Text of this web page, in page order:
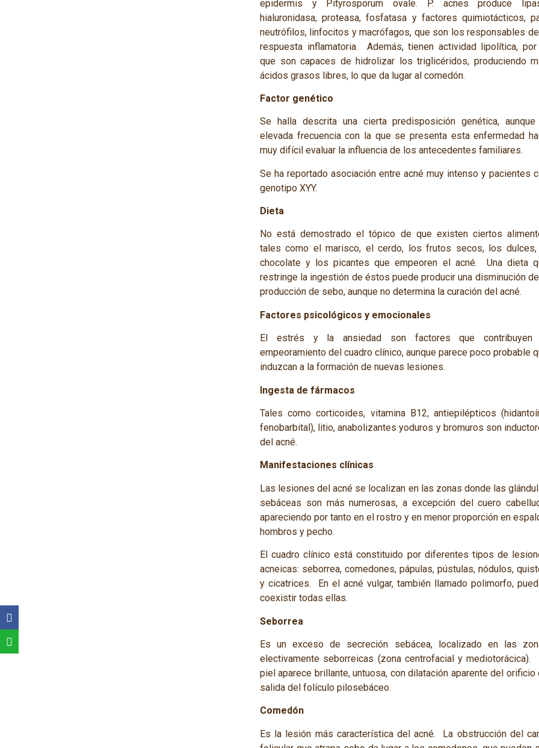
epidermis y Pityrosporum ovale. P. acnes produce
hialuronidasa, proteasa, fosfatasa y factores quimiotácticos,
neutrófilos, linfocitos y macrófagos, que son los responsables
respuesta inflamatoria. Además, tienen actividad lipolítica,
que son capaces de hidrolizar los triglicéridos, produciendo
ácidos grasos libres, lo que da lugar al comedón.
Factor genético
Se halla descrita una cierta predisposición genética,
elevada frecuencia con la que se presenta esta enfermedad
muy difícil evaluar la influencia de los antecedentes familiares.
Se ha reportado asociación entre acné muy intenso y pacientes
genotipo XYY.
Dieta
No está demostrado el tópico de que existen ciertos
tales como el marisco, el cerdo, los frutos secos, los dulces,
chocolate y los picantes que empeoren el acné. Una dieta
restringe la ingestión de éstos puede producir una disminución
producción de sebo, aunque no determina la curación del acné.
Factores psicológicos y emocionales
El estrés y la ansiedad son factores que contribuyen
empeoramiento del cuadro clínico, aunque parece poco probable
induzcan a la formación de nuevas lesiones.
Ingesta de fármacos
Tales como corticoides, vitamina B12, antiepilépticos
fenobarbital), litio, anabolizantes yoduros y bromuros son
del acné.
Manifestaciones clínicas
Las lesiones del acné se localizan en las zonas donde las
sebáceas son más numerosas, a excepción del cuero
apareciendo por tanto en el rostro y en menor proporción en
hombros y pecho.
El cuadro clínico está constituido por diferentes tipos de
acneicas: seborrea, comedones, pápulas, pústulas, nódulos,
y cicatrices. En el acné vulgar, también llamado polimorfo,
coexistir todas ellas.
Seborrea
Es un exceso de secreción sebácea, localizado en las
electivamente seborreicas (zona centrofacial y mediotorácica).
piel aparece brillante, untuosa, con dilatación aparente del orificio
salida del folículo pilosebáceo.
Comedón
Es la lesión más característica del acné. La obstrucción del